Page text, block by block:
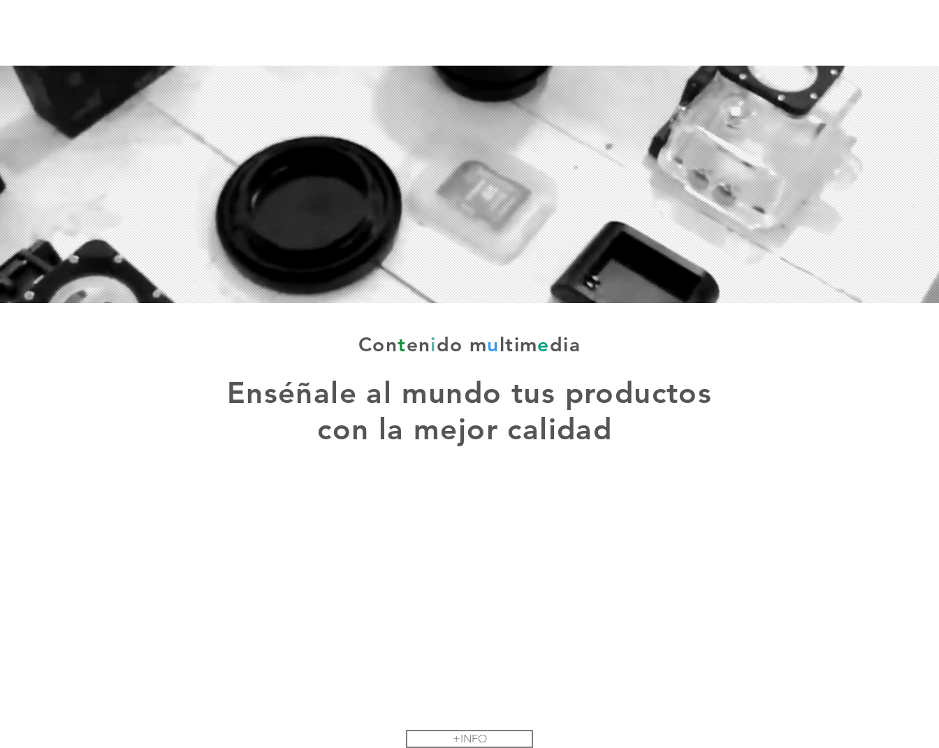
Contenido multimedia
Enséñale al mundo tus productos
con la mejor calidad
+INFO